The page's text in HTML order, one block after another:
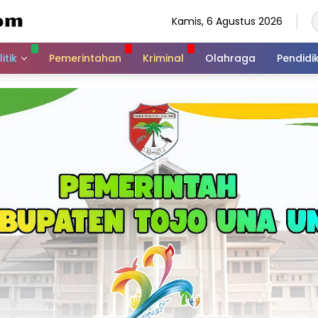
Kamis, 6 Agustus 2026
Pemerintahan Kriminal Olahraga